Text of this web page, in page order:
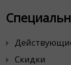
Скидки